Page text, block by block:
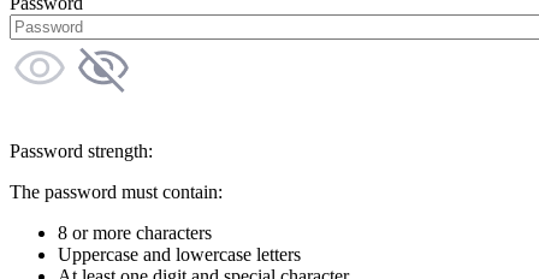
Password strength:
The password must contain:
8 or more characters
Uppercase and lowercase letters